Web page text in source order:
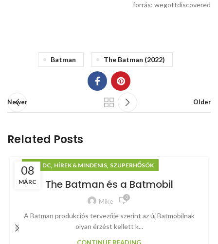
forrás: wegottdiscovered
Batman The Batman (2022)
Newer Older
Related Posts
08
MÁRC
ART DC, HÍREK & MINDENIS, SZUPERHŐSÖK
The Batman és a Batmobil
Mike 0
A Batman produkciós tervezője szerint az új Batmobilnak
olyan érzést kellett k...